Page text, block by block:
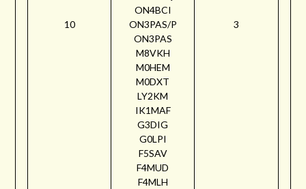
10
ON4BCI
ON3PAS/P
ON3PAS
M8VKH
M0HEM
M0DXT
LY2KM
IK1MAF
G3DIG
G0LPI
F5SAV
F4MUD
F4MLH
3